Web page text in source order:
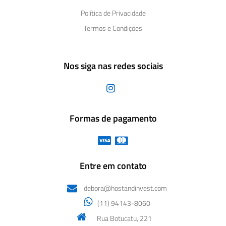
Política de Privacidade
Termos e Condições
Nos siga nas redes sociais
Formas de pagamento
Entre em contato
debora@hostandinvest.com
(11) 94143-8060
Rua Botucatu, 221